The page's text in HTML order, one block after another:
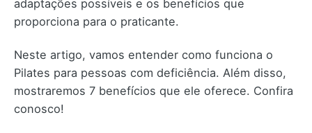
adaptações possíveis e os benefícios que
proporciona para o praticante.
Neste artigo, vamos entender como funciona o
Pilates para pessoas com deficiência. Além disso,
mostraremos 7 benefícios que ele oferece. Confira
conosco!